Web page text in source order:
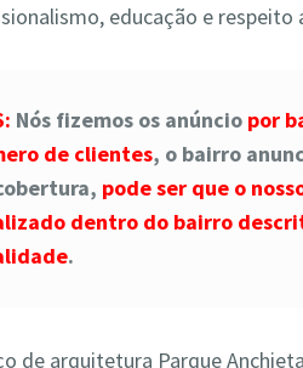
educação e respeito
Nós fizemos os anúncio por
de clientes, o bairro
pode ser que o
dentro do bairro
.
de arquitetura Parque